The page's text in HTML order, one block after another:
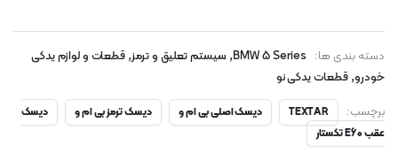
دسته بندی ها: BMW 5 Series
, سیستم تعلیق و ترمز, قطعات و لوازم یدکی
خودرو, قطعات یدکی نو
برچسب:
TEXTAR دیسک اصلی بی ام و دیسک ترمز بی ام و
دیسک
عقب E60 تکستار